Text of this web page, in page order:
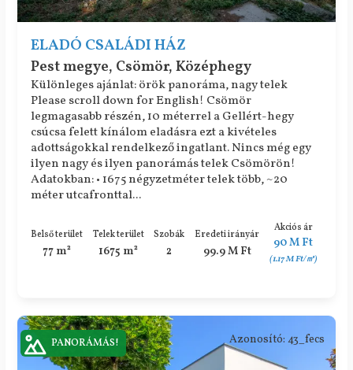
ELADÓ CSALÁDI HÁZ
Pest megye, Csömör, Középhegy
Különleges ajánlat: örök panoráma, nagy telek
Please scroll down for English! Csömör
legmagasabb részén, 10 méterrel a Gellért-hegy
csúcsa felett kínálom eladásra ezt a kivételes
adottságokkal rendelkező ingatlant. Nincs még egy
ilyen nagy és ilyen panorámás telek Csömörön!
Adatokban: • 1675 négyzetméter telek több, ~20
méter utcafronttal...
Belső terület
77 m²
Telek terület
1675 m²
Szobák
2
Eredeti irányár
99.9 M Ft
Akciós ár
90 M Ft
(1.17 M Ft/㎡)
Azonosító: 43_fecs
PANORÁMÁS!